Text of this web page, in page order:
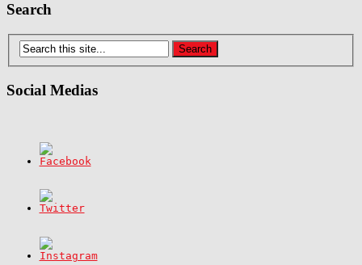
navigation
Search
Social Medias